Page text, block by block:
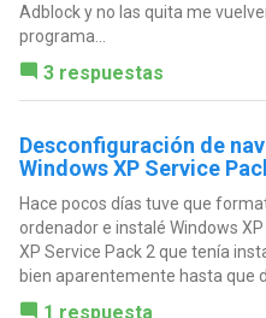
Adblock y no las quita me
programa...
3 respuestas
Desconfiguración de
Windows XP Service
Hace pocos días tuve que
ordenador e instalé Windows
XP Service Pack 2 que tenía
bien aparentemente hasta que
1 respuesta